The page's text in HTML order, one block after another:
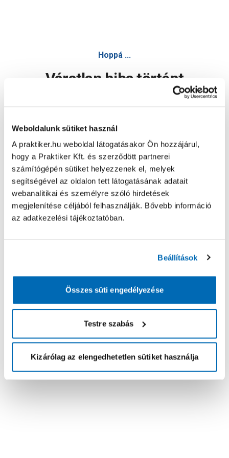
Weboldalunk sütiket használ
A praktiker.hu weboldal látogatásakor Ön hozzájárul,
hogy a Praktiker Kft. és szerződött partnerei
számítógépén sütiket helyezzenek el, melyek
segítségével az oldalon tett látogatásának adatait
webanalitikai és személyre szóló hirdetések
megjelenítése céljából felhasználják. Bővebb információ
az adatkezelési tájékoztatóban.
Beállítások
Összes süti engedélyezése
Testre szabás
Kizárólag az elengedhetetlen sütiket használja
Hoppá ...
Váratlan hiba történt
Oldal újratöltése